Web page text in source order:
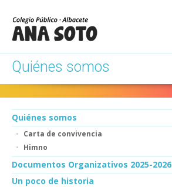
Quiénes somos
Quiénes somos
Carta de convivencia
Himno
Documentos Organizativos 2025-2026
Un poco de historia